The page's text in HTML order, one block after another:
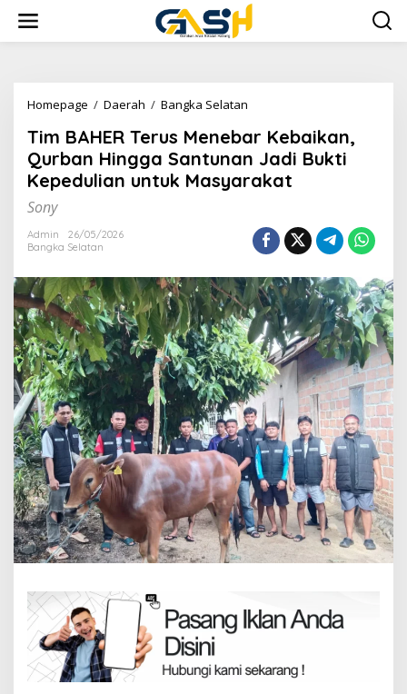
konten
Homepage / Daerah / Bangka Selatan
Terus
Menebar
Kebaikan,
Qurban
Jadi
Bukti
untuk
Masyarakat
Tim BAHER Terus Menebar Kebaikan,
Qurban Hingga Santunan Jadi Bukti
Kepedulian untuk Masyarakat
Sony
Admin
26/05/2026
Bangka Selatan